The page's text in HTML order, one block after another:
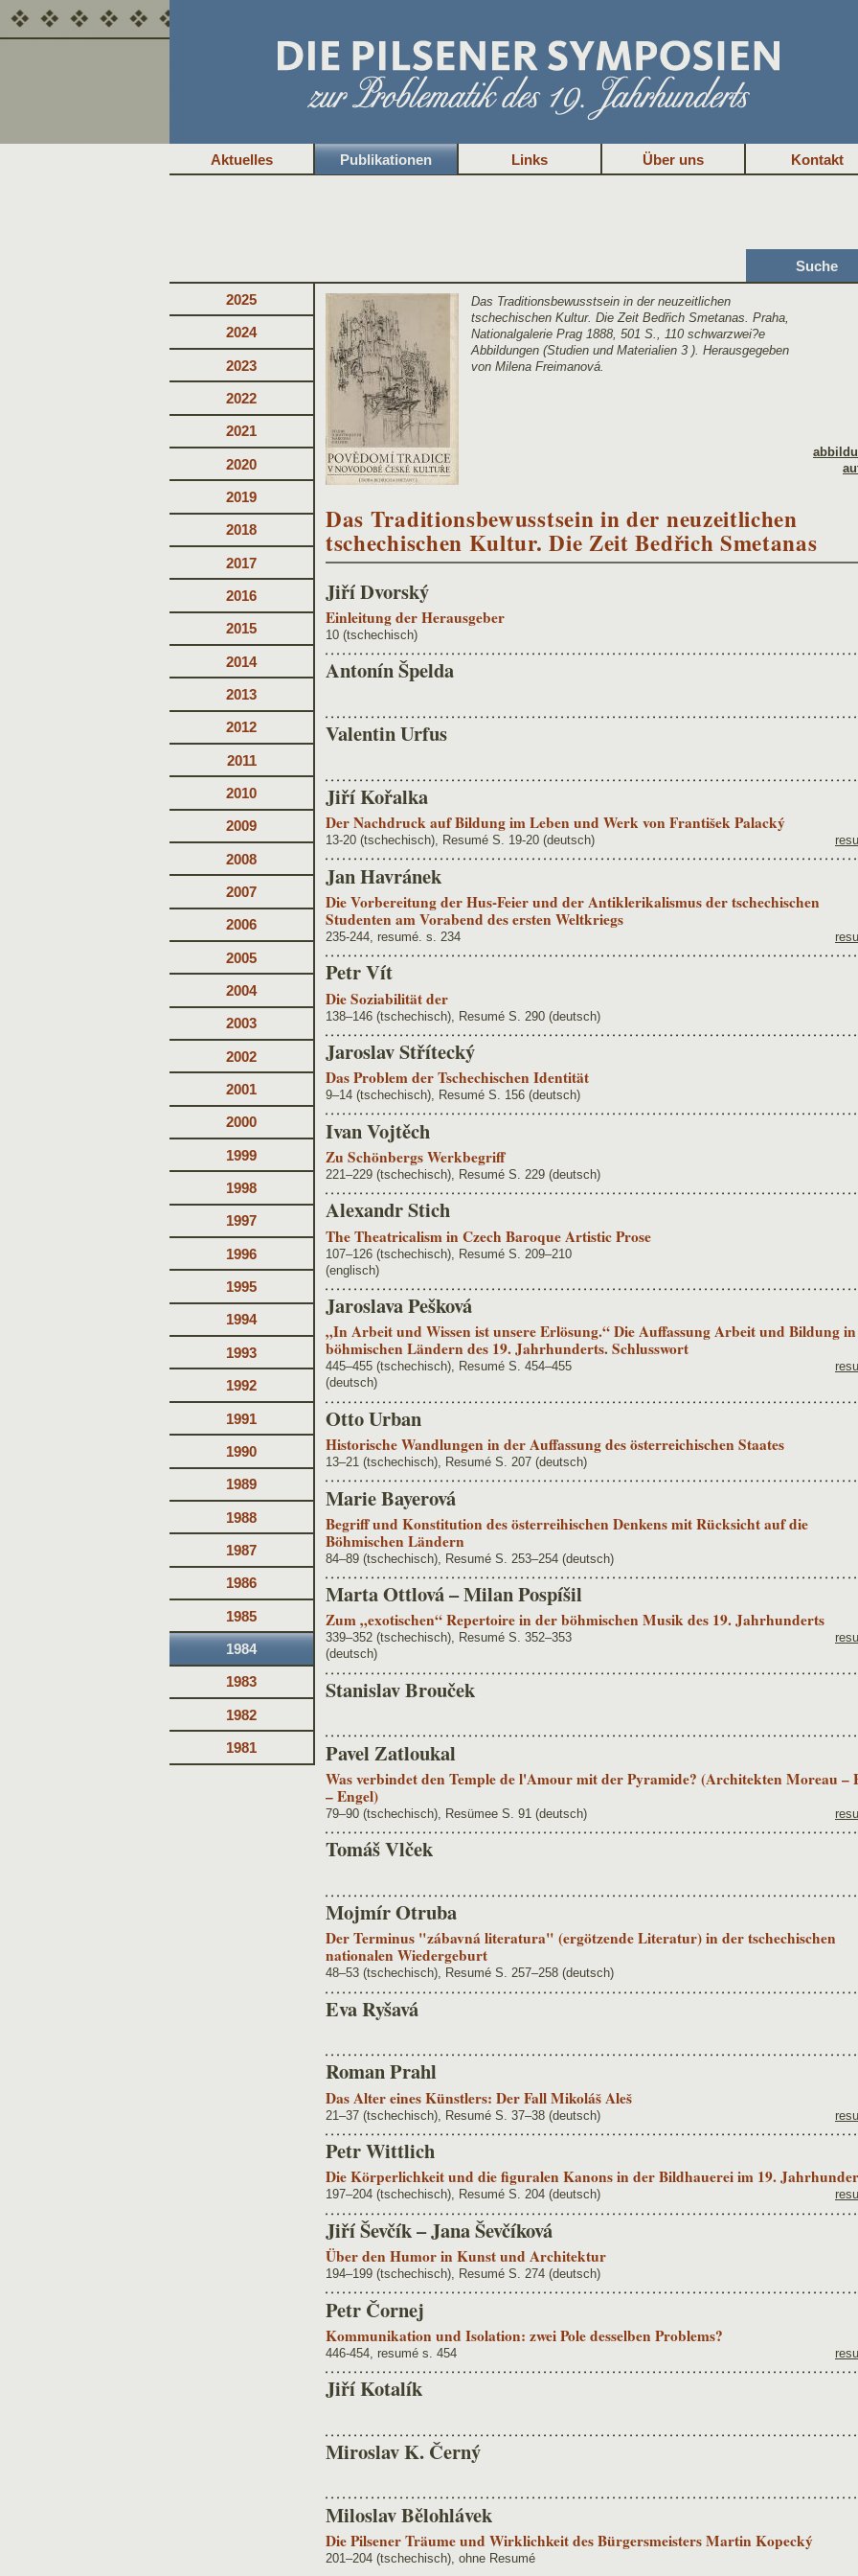
Aktuelles Publikationen Links Über uns Kontakt
Suche
2025
2024
2023
2022
2021
2020
2019
2018
2017
2016
2015
2014
2013
2012
2011
2010
2009
2008
2007
2006
2005
2004
2003
2002
2001
2000
1999
1998
1997
1996
1995
1994
1993
1992
1991
1990
1989
1988
1987
1986
1985
1984
1983
1982
1981
Das Traditionsbewusstsein in der neuzeitlichen
tschechischen Kultur. Die Zeit Bedřich Smetanas. Praha,
Nationalgalerie Prag 1888, 501 S., 110 schwarzwei?e
Abbildungen (Studien und Materialien 3 ). Herausgegeben
von Milena Freimanová.
Das Traditionsbewusstsein in der neuzeitlichen
tschechischen Kultur. Die Zeit Bedřich Smetanas
Jiří Dvorský
Einleitung der Herausgeber
10 (tschechisch)
Antonín Špelda
Valentin Urfus
Jiří Kořalka
Der Nachdruck auf Bildung im Leben und Werk von František Palacký
13-20 (tschechisch), Resumé S. 19-20 (deutsch)
Jan Havránek
Die Vorbereitung der Hus-Feier und der Antiklerikalismus der tschechischen
Studenten am Vorabend des ersten Weltkriegs
235-244, resumé. s. 234
Petr Vít
Die Soziabilität der
138–146 (tschechisch), Resumé S. 290 (deutsch)
Jaroslav Střítecký
Das Problem der Tschechischen Identität
9–14 (tschechisch), Resumé S. 156 (deutsch)
Ivan Vojtěch
Zu Schönbergs Werkbegriff
221–229 (tschechisch), Resumé S. 229 (deutsch)
Alexandr Stich
The Theatricalism in Czech Baroque Artistic Prose
107–126 (tschechisch), Resumé S. 209–210
(englisch)
Jaroslava Pešková
„In Arbeit und Wissen ist unsere Erlösung.“ Die Auffassung Arbeit und Bildung
böhmischen Ländern des 19. Jahrhunderts. Schlusswort
445–455 (tschechisch), Resumé S. 454–455
(deutsch)
Otto Urban
Historische Wandlungen in der Auffassung des österreichischen Staates
13–21 (tschechisch), Resumé S. 207 (deutsch)
Marie Bayerová
Begriff und Konstitution des österreihischen Denkens mit Rücksicht auf die
Böhmischen Ländern
84–89 (tschechisch), Resumé S. 253–254 (deutsch)
Marta Ottlová – Milan Pospíšil
Zum „exotischen“ Repertoire in der böhmischen Musik des 19. Jahrhunderts
339–352 (tschechisch), Resumé S. 352–353
(deutsch)
Stanislav Brouček
Pavel Zatloukal
Was verbindet den Temple de l'Amour mit der Pyramide? (Architekten Moreau –
– Engel)
79–90 (tschechisch), Resümee S. 91 (deutsch)
Tomáš Vlček
Mojmír Otruba
Der Terminus "zábavná literatura" (ergötzende Literatur) in der tschechischen
nationalen Wiedergeburt
48–53 (tschechisch), Resumé S. 257–258 (deutsch)
Eva Ryšavá
Roman Prahl
Das Alter eines Künstlers: Der Fall Mikoláš Aleš
21–37 (tschechisch), Resumé S. 37–38 (deutsch)
Petr Wittlich
Die Körperlichkeit und die figuralen Kanons in der Bildhauerei im 19.
197–204 (tschechisch), Resumé S. 204 (deutsch)
Jiří Ševčík – Jana Ševčíková
Über den Humor in Kunst und Architektur
194–199 (tschechisch), Resumé S. 274 (deutsch)
Petr Čornej
Kommunikation und Isolation: zwei Pole desselben Problems?
446-454, resumé s. 454
Jiří Kotalík
Miroslav K. Černý
Miloslav Bělohlávek
Die Pilsener Träume und Wirklichkeit des Bürgersmeisters Martin Kopecký
201–204 (tschechisch), ohne Resumé